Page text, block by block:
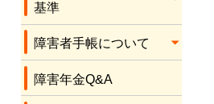
基準
障害者手帳について
障害年金Q&A